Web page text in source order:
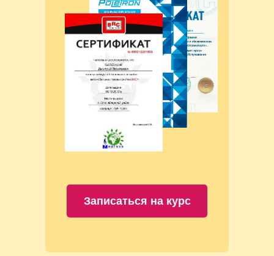
Записаться на курс